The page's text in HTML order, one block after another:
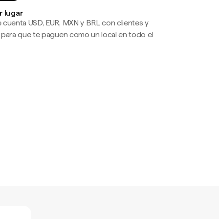
lugar
USD, EUR, MXN y BRL con clientes y
que te paguen como un local en todo el